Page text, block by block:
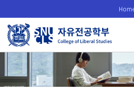
로
메